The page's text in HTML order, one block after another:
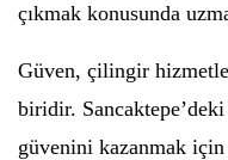
çıkmak konusunda
Güven, çilingir
biridir.
güvenini kazanmak